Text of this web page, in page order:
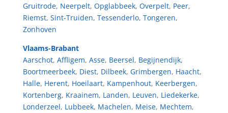
Gruitrode, Neerpelt, Opglabbeek, Overpelt, Peer,
Riemst, Sint-Truiden, Tessenderlo, Tongeren,
Zonhoven
Vlaams-Brabant
Aarschot, Affligem, Asse, Beersel, Begijnendijk,
Boortmeerbeek, Diest, Dilbeek, Grimbergen, Haacht,
Halle, Herent, Hoeilaart, Kampenhout, Keerbergen,
Kortenberg, Kraainem, Landen, Leuven, Liedekerke,
Londerzeel, Lubbeek, Machelen, Meise, Mechtem,